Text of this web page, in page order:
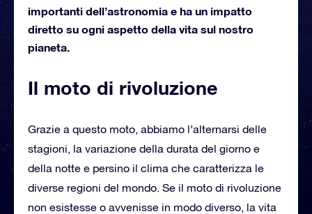
importanti dell’astronomia e ha un impatto
diretto su ogni aspetto della vita sul nostro
pianeta.
Il moto di rivoluzione
Grazie a questo moto, abbiamo l’alternarsi delle
stagioni, la variazione della durata del giorno e
della notte e persino il clima che caratterizza le
diverse regioni del mondo. Se il moto di rivoluzione
non esistesse o avvenisse in modo diverso, la vita